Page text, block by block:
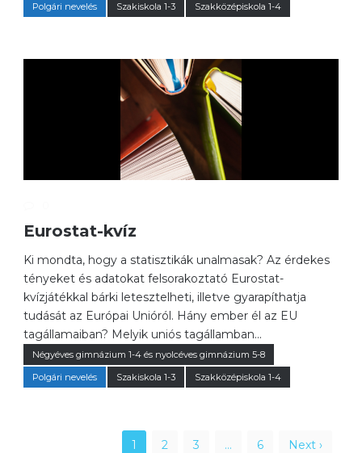
Polgári nevelés
Szakiskola 1-3 Szakközépiskola 1-4
Eurostat-kvíz
Ki mondta, hogy a statisztikák unalmasak? Az érdekes
tényeket és adatokat felsorakoztató Eurostat-
kvízjátékkal bárki letesztelheti, illetve gyarapíthatja
tudását az Európai Unióról. Hány ember él az EU
tagállamaiban? Melyik uniós tagállamban...
Négyéves gimnázium 1-4 és nyolcéves gimnázium 5-8
Polgári nevelés
Szakiskola 1-3 Szakközépiskola 1-4
1 2 3 … 6 Next ›